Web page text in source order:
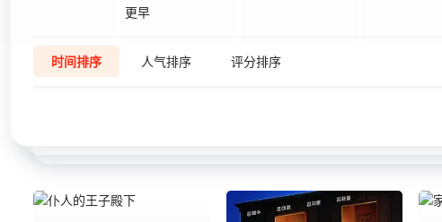
更早
时间排序 人气排序 评分排序